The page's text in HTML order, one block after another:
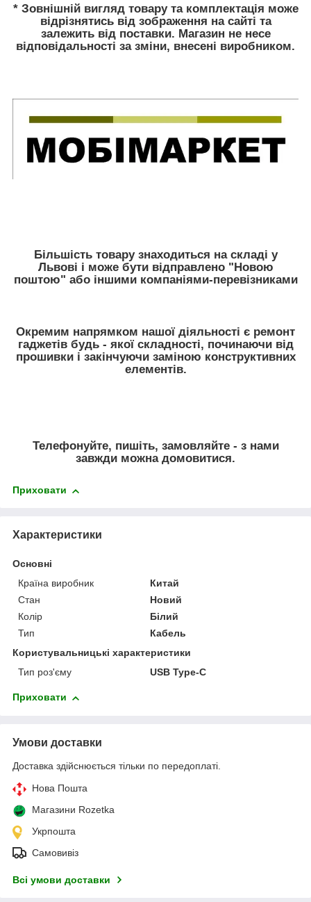
* Зовнішній вигляд товару та комплектація може
відрізнятись від зображення на сайті та
залежить від поставки. Магазин не несе
відповідальності за зміни, внесені виробником.
Більшість товару знаходиться на складі у
Львові і може бути відправлено "Новою
поштою" або іншими компаніями-перевізниками
Окремим напрямком нашої діяльності є ремонт
гаджетів будь - якої складності, починаючи від
прошивки і закінчуючи заміною конструктивних
елементів.
Телефонуйте, пишіть, замовляйте - з нами
завжди можна домовитися.
Приховати
Характеристики
Основні
Країна виробник
Китай
Стан
Новий
Колір
Білий
Тип
Кабель
Користувальницькі характеристики
Тип роз'єму
USB Type-C
Приховати
Умови доставки
Доставка здійснюється тільки по передоплаті.
Нова Пошта
Магазини Rozetka
Укрпошта
Самовивіз
Всі умови доставки